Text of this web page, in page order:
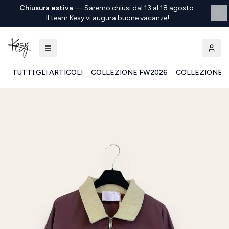
Chiusura estiva —Saremo chiusi dal 13 al 18 agosto.
Il team Kesy vi augura buone vacanze!
TUTTI GLI ARTICOLI COLLEZIONE FW2026 COLLEZIONE